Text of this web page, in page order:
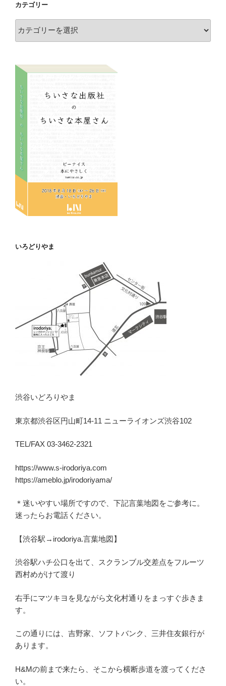
カテゴリー
いろどりやま
渋谷いどろりやま
東京都渋谷区円山町14-11 ニューライオンズ渋谷102
TEL/FAX 03-3462-2321
https://www.s-irodoriya.com
https://ameblo.jp/irodoriyama/
＊迷いやすい場所ですので、下記言葉地図をご参考に。
迷ったらお電話ください。
【渋谷駅→irodoriya.言葉地図】
渋谷駅ハチ公口を出て、スクランブル交差点をフルーツ
西村めがけて渡り
右手にマツキヨを見ながら文化村通りをまっすぐ歩きま
す。
この通りには、吉野家、ソフトバンク、三井住友銀行が
あります。
H&Mの前まで来たら、そこから横断歩道を渡ってくださ
い。